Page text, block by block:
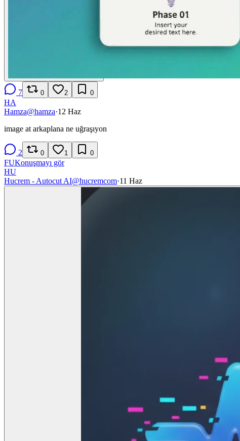
7 0 2 0
HA
Hamza@hamza·12 Haz
image at arkaplana ne uğraşıyon
2 0 1 0
FUKonuşmayı gör
HU
Hucrem - Autocut AI@hucremcom·11 Haz